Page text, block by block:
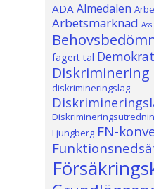
ADA Almedalen
Arbetsmarknad
fagert tal
Diskriminering
diskrimineringslag
Ljungberg FN-